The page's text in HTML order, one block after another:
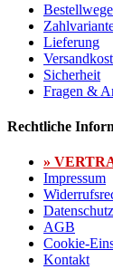
Bestellwege
Lieferung
Sicherheit
Fragen &
Rechtliche
»
Impressum
Datenschutz
AGB
Cookie-
Kontakt